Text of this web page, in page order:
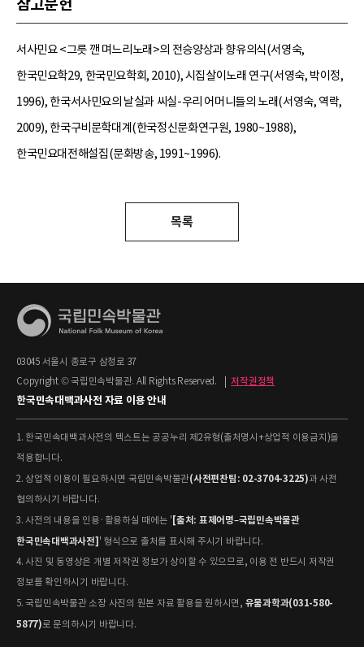
참고문헌
서사민요 <그릇 깬 며느리노래>의 전승양상과 향유의식(서영숙,
한국민요학29, 한국민요학회, 2010), 시집살이노래 연구(서영숙, 박이정,
1996), 한국서사민요의 날실과 씨실-우리 어머니들의 노래(서영숙, 역락,
2009), 한국구비문학대계(한국정신문화연구원, 1980~1988),
한국민요대전해설집(문화방송, 1991~1996).
목록
03045 서울시 종로구 삼청로 37
Copyright © 국립민속박물관. All Rights Reserved.
저작권정책
한국민속대백과사전 자료 이용 안내
1. 한국민속대백과사전의 텍스트는 공공누리 제2유형(출처명시+상업적 이용금지)을
적용합니다.
2. 상업적 이용이 필요하시면 국립민속박물관(사전편찬팀: 02-3704-3225)과 사전
협의하시기 바랍니다.
3. 사전의 내용을 인용·활용하실 때에는 ' [출처: 표제어명–국립민속박물관
한국민속대백과사전] ' 형식으로 출처를 표시해 주시기 바랍니다.
4. 사진 및 동영상은 개별 저작권 정보가 상이할 수 있으므로, 이용 전 반드시 저작권
정보를 확인하시기 바랍니다.
5. 국립민속박물관 소장 사진의 원본 자료 활용을 원하시면, 유물과학과(031-580-
5877)로 문의하시기 바랍니다.